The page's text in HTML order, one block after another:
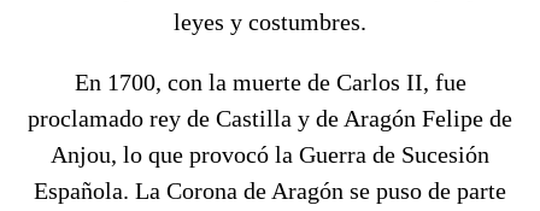
leyes y costumbres.
En 1700, con la muerte de Carlos II, fue
proclamado rey de Castilla y de Aragón Felipe de
Anjou, lo que provocó la Guerra de Sucesión
Española. La Corona de Aragón se puso de parte